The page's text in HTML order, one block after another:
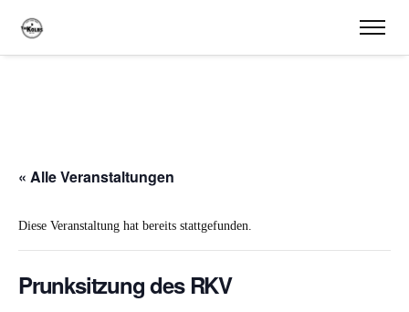
« Alle Veranstaltungen
Diese Veranstaltung hat bereits stattgefunden.
Prunksitzung des RKV